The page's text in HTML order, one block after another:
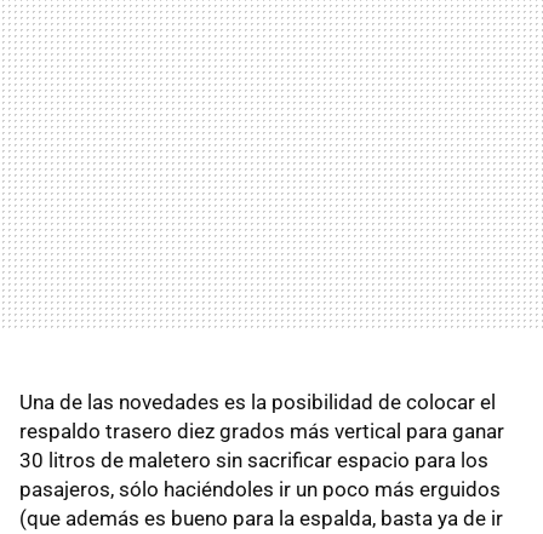
Una de las novedades es la posibilidad de colocar el
respaldo trasero diez grados más vertical para ganar
30 litros de maletero sin sacrificar espacio para los
pasajeros, sólo haciéndoles ir un poco más erguidos
(que además es bueno para la espalda, basta ya de ir